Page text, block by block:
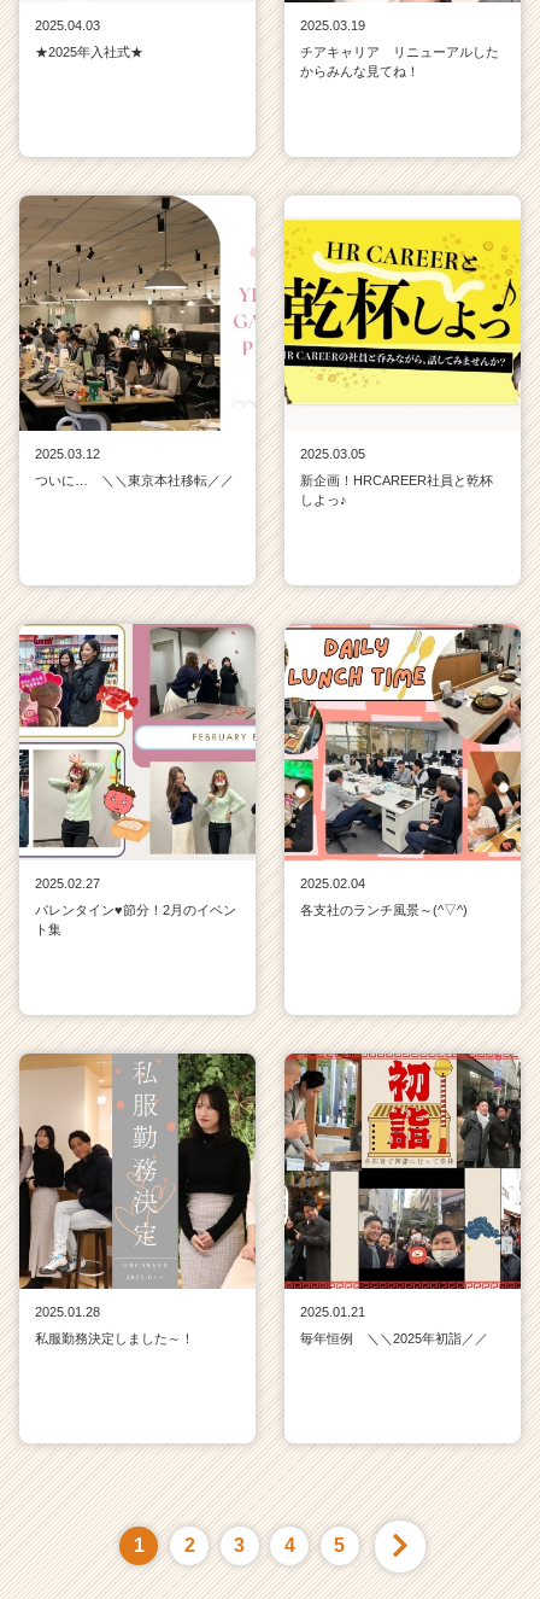
2025.04.03
★2025年入社式★
2025.03.19
チアキャリア リニューアルした
からみんな見てね！
2025.03.12
ついに… ＼＼東京本社移転／／
2025.03.05
新企画！HRCAREER社員と乾杯
しよっ♪
2025.02.27
バレンタイン♥節分！2月のイベン
ト集
2025.02.04
各支社のランチ風景～(^▽^)
2025.01.28
私服勤務決定しました～！
2025.01.21
毎年恒例 ＼＼2025年初詣／／
1 2 3 4 5